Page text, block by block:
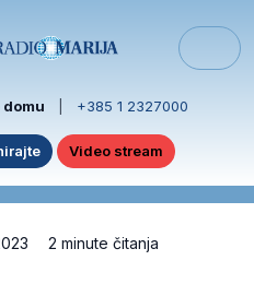
+385 1 2327000
Video stream
2 minute čitanja